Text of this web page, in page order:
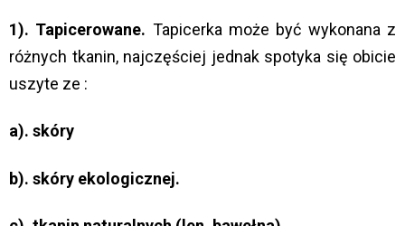
1). Tapicerowane. Tapicerka może być wykonana z
różnych tkanin, najczęściej jednak spotyka się obicie
uszyte ze :
a). skóry
b). skóry ekologicznej.